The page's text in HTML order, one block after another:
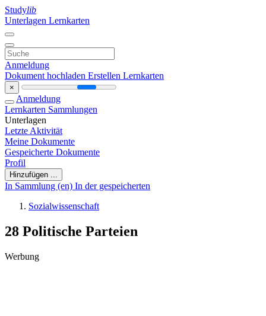
Studylib
Unterlagen Lernkarten
Anmeldung
Dokument hochladen Erstellen Lernkarten
×
Anmeldung
Lernkarten Sammlungen
Unterlagen
Letzte Aktivität
Meine Dokumente
Gespeicherte Dokumente
Profil
Hinzufügen ...
In Sammlung (en) In der gespeicherten
Sozialwissenschaft
28 Politische Parteien
Werbung